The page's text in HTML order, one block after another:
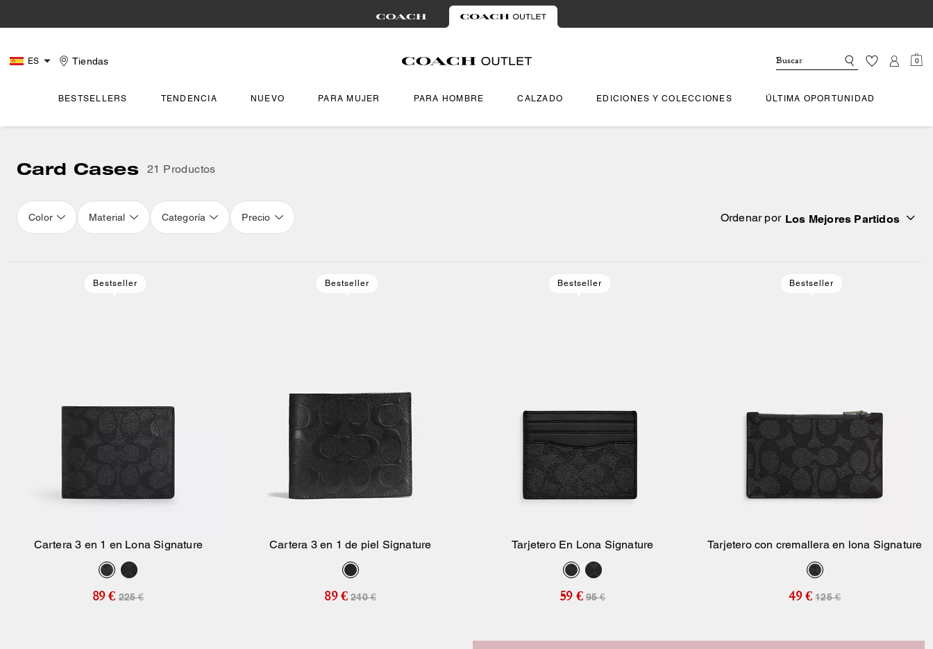
ES Tiendas 0
BESTSELLERS TENDENCIA NUEVO PARA MUJER PARA HOMBRE CALZADO EDICIONES Y COLECCIONES ÚLTIMA OPORTUNIDAD
Card Cases 21 Productos
Color Material Categoría Precio Ordenar por Los Mejores Partidos
Bestseller
Añadir A La Cesta
Cartera 3 en 1 en Lona Signature
89 € 225 €
Bestseller
Añadir A La Cesta
Cartera 3 en 1 de piel Signature
89 € 240 €
Bestseller
Añadir A La Cesta
Tarjetero En Lona Signature
59 € 95 €
Bestseller
Tarjetero con cremallera en lona Signature
49 € 125 €